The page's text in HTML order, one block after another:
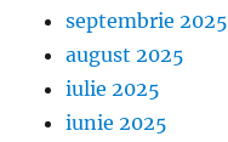
septembrie 2025
august 2025
iulie 2025
iunie 2025